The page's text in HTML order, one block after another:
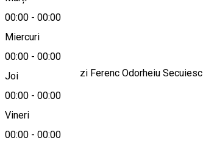
00:00 - 00:00
Miercuri
00:00 - 00:00
Joi
00:00 - 00:00
Vineri
00:00 - 00:00
Despre
BCR - ATM Rakoczi Ferenc Odorheiu Secuiesc
Bancă
BCR